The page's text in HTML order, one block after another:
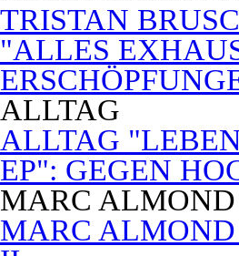
TRISTAN
"ALLES
ALLTAG
ALLTAG
EP": GEGEN
MARC ALMOND
MARC